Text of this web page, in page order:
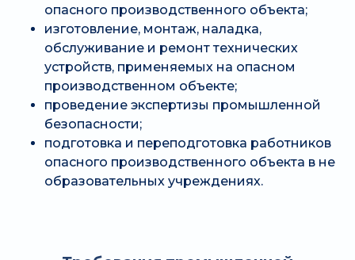
опасного производственного объекта;
изготовление, монтаж, наладка,
обслуживание и ремонт технических
устройств, применяемых на опасном
производственном объекте;
проведение экспертизы промышленной
безопасности;
подготовка и переподготовка работников
опасного производственного объекта в не
образовательных учреждениях.